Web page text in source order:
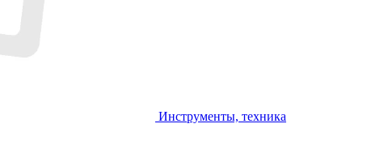
Инструменты, техника